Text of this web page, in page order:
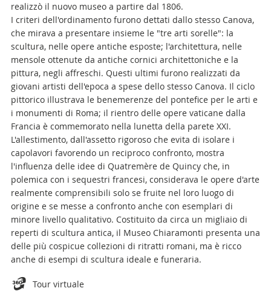
realizzò il nuovo museo a partire dal 1806.
I criteri dell'ordinamento furono dettati dallo stesso Canova,
che mirava a presentare insieme le "tre arti sorelle": la
scultura, nelle opere antiche esposte; l'architettura, nelle
mensole ottenute da antiche cornici architettoniche e la
pittura, negli affreschi. Questi ultimi furono realizzati da
giovani artisti dell'epoca a spese dello stesso Canova. Il ciclo
pittorico illustrava le benemerenze del pontefice per le arti e
i monumenti di Roma; il rientro delle opere vaticane dalla
Francia è commemorato nella lunetta della parete XXI.
L'allestimento, dall'assetto rigoroso che evita di isolare i
capolavori favorendo un reciproco confronto, mostra
l'influenza delle idee di Quatremère de Quincy che, in
polemica con i sequestri francesi, considerava le opere d'arte
realmente comprensibili solo se fruite nel loro luogo di
origine e se messe a confronto anche con esemplari di
minore livello qualitativo. Costituito da circa un migliaio di
reperti di scultura antica, il Museo Chiaramonti presenta una
delle più cospicue collezioni di ritratti romani, ma è ricco
anche di esempi di scultura ideale e funeraria.
Attachments
Tour virtuale